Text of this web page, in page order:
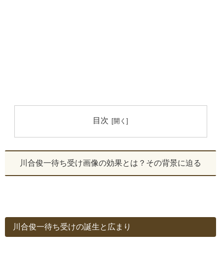
目次
川合俊一待ち受け画像の効果とは？その背景に迫る
川合俊一待ち受けの誕生と広まり